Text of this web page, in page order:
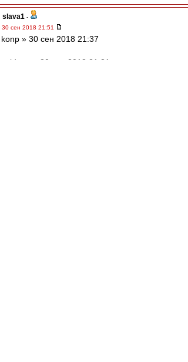
slava1 -
30 сен 2018 21:51
konp » 30 сен 2018 21:37
valdano » 30 сен 2018 21:31